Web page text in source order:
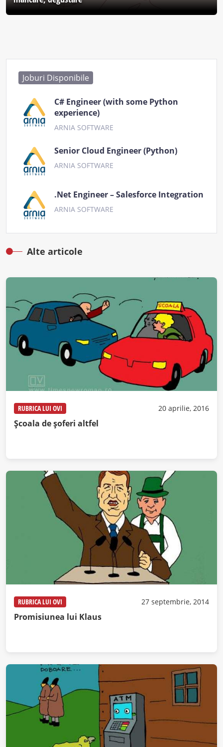
Joburi Disponibile
C# Engineer (with some Python
experience)
ARNIA SOFTWARE
Senior Cloud Engineer (Python)
ARNIA SOFTWARE
.Net Engineer – Salesforce Integration
ARNIA SOFTWARE
Alte articole
RUBRICA LUI OVI 20 aprilie, 2016
Școala de șoferi altfel
RUBRICA LUI OVI 27 septembrie, 2014
Promisiunea lui Klaus